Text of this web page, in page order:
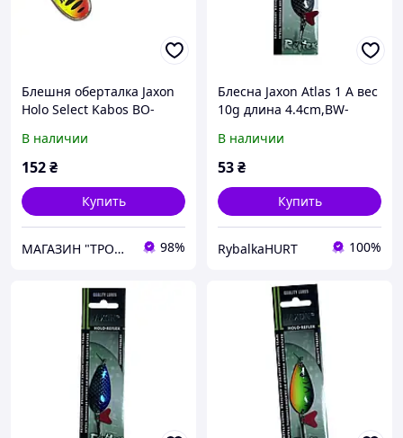
Блешня оберталка Jaxon
Holo Select Kabos BO-
В наличии
152₴
Купить
МАГАЗИН "ТРОФЕЙ" (Рибалка Спорт Туризм) 98%
Блесна Jaxon Atlas 1 A вес
10g длина 4.4cm,BW-
В наличии
53₴
Купить
RybalkaHURT 100%